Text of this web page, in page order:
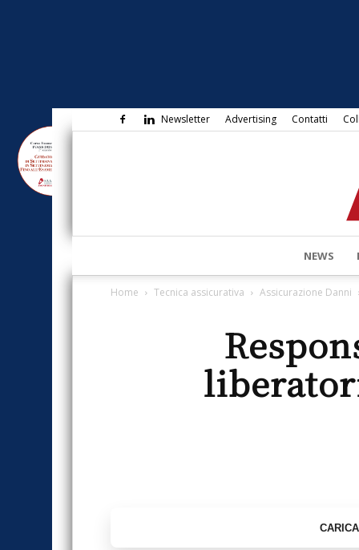
Newsletter Advertising Contatti
NEWS
Home Tecnica assicurativa Assicurazione Danni